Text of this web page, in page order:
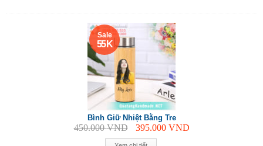
Sale
55 K
Bình Giữ Nhiệt Bằng Tre
450.000VND 395.000 VND